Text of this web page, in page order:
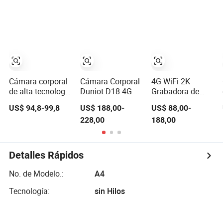
Cámara corporal
de alta tecnología
extremo 1080P
US$ 94,8-99,8
Cámara Corporal
Duniot D18 4G
US$ 188,00-
228,00
4G WiFi 2K
Grabadora de
con GPS, pantalla
táctil y visión
US$ 88,00-
188,00
Detalles Rápidos
No. de Modelo.:
A4
Tecnología:
sin Hilos